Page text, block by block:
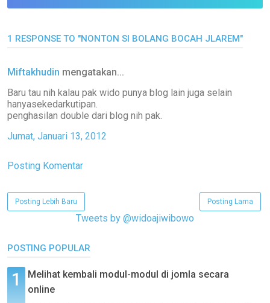
1 RESPONSE TO "NONTON SI BOLANG BOCAH JLAREM"
Miftakhudin mengatakan...
Baru tau nih kalau pak wido punya blog lain juga selain
hanyasekedarkutipan.
penghasilan double dari blog nih pak.
Jumat, Januari 13, 2012
Posting Komentar
Posting Lebih Baru Posting Lama
Tweets by @widoajiwibowo
POSTING POPULAR
Melihat kembali modul-modul di jomla secara
online